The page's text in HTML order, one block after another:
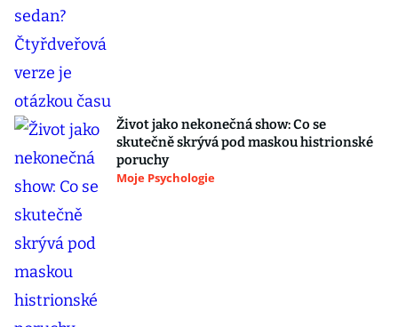
Život jako nekonečná show: Co se
skutečně skrývá pod maskou histrionské
poruchy
Moje Psychologie